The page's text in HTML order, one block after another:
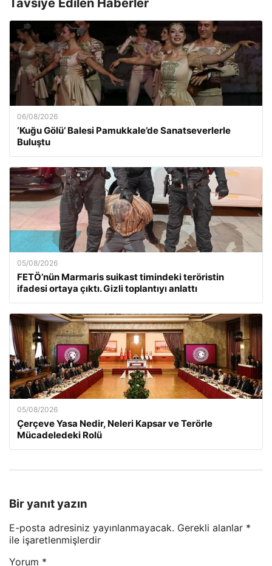
Tavsiye Edilen Haberler
06/08/2026
‘Kuğu Gölü’ Balesi Pamukkale’de Sanatseverlerle
Buluştu
05/08/2026
FETÖ’nün Marmaris suikast timindeki teröristin
ifadesi ortaya çıktı. Gizli toplantıyı anlattı
05/08/2026
Çerçeve Yasa Nedir, Neleri Kapsar ve Terörle
Mücadeledeki Rolü
Bir yanıt yazın
E-posta adresiniz yayınlanmayacak. Gerekli alanlar *
ile işaretlenmişlerdir
Yorum *